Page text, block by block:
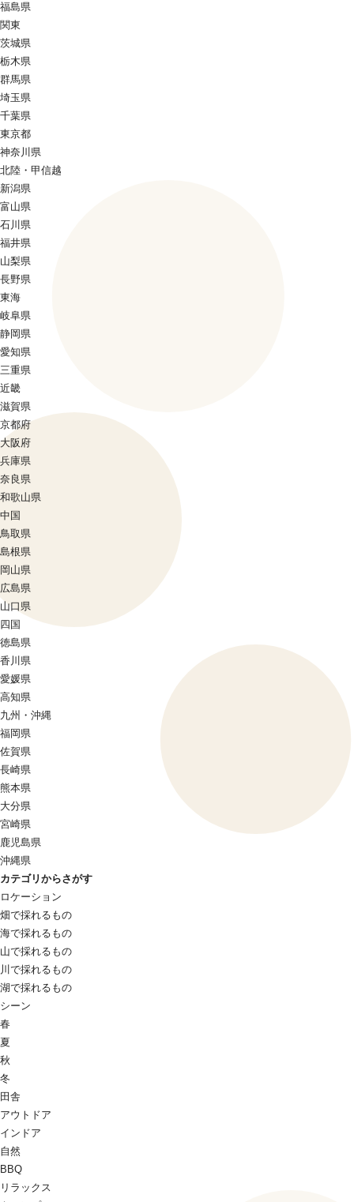
福島県
関東
茨城県
栃木県
群馬県
埼玉県
千葉県
東京都
神奈川県
北陸・甲信越
新潟県
富山県
石川県
福井県
山梨県
長野県
東海
岐阜県
静岡県
愛知県
三重県
近畿
滋賀県
京都府
大阪府
兵庫県
奈良県
和歌山県
中国
鳥取県
島根県
岡山県
広島県
山口県
四国
徳島県
香川県
愛媛県
高知県
九州・沖縄
福岡県
佐賀県
長崎県
熊本県
大分県
宮崎県
鹿児島県
沖縄県
カテゴリからさがす
ロケーション
畑で採れるもの
海で採れるもの
山で採れるもの
川で採れるもの
湖で採れるもの
シーン
春
夏
秋
冬
田舎
アウトドア
インドア
自然
BBQ
リラックス